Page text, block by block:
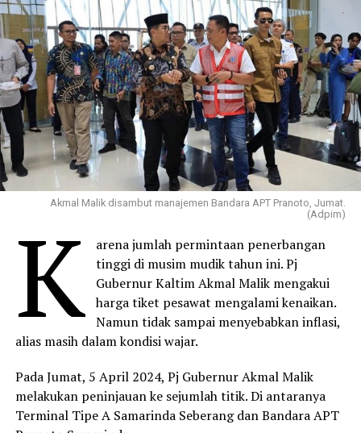
Akmal Malik disambut manajemen Bandara APT Pranoto, Jumat.
(Adpim)
K
arena jumlah permintaan penerbangan
tinggi di musim mudik tahun ini. Pj
Gubernur Kaltim Akmal Malik mengakui
harga tiket pesawat mengalami kenaikan.
Namun tidak sampai menyebabkan inflasi,
alias masih dalam kondisi wajar.
Pada Jumat, 5 April 2024, Pj Gubernur Akmal Malik
melakukan peninjauan ke sejumlah titik. Di antaranya
Terminal Tipe A Samarinda Seberang dan Bandara APT